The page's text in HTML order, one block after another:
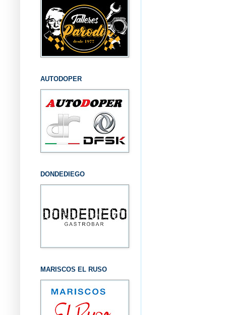
AUTODOPER
DONDEDIEGO
MARISCOS EL RUSO